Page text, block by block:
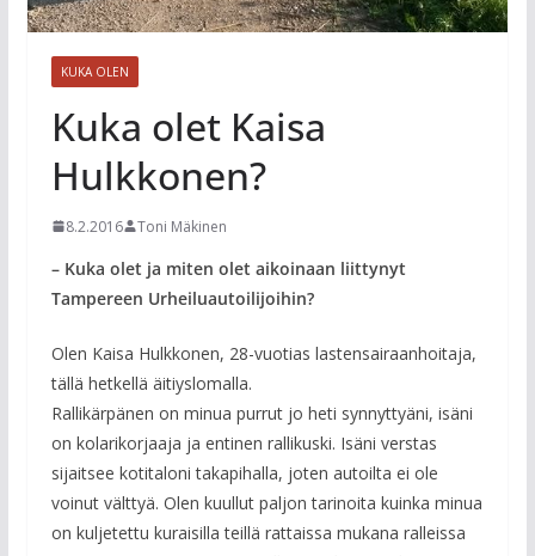
KUKA OLEN
Kuka olet Kaisa
Hulkkonen?
8.2.2016 Toni Mäkinen
– Kuka olet ja miten olet aikoinaan liittynyt
Tampereen Urheiluautoilijoihin?
Olen Kaisa Hulkkonen, 28-vuotias lastensairaanhoitaja,
tällä hetkellä äitiyslomalla.
Rallikärpänen on minua purrut jo heti synnyttyäni, isäni
on kolarikorjaaja ja entinen rallikuski. Isäni verstas
sijaitsee kotitaloni takapihalla, joten autoilta ei ole
voinut välttyä. Olen kuullut paljon tarinoita kuinka minua
on kuljetettu kuraisilla teillä rattaissa mukana ralleissa